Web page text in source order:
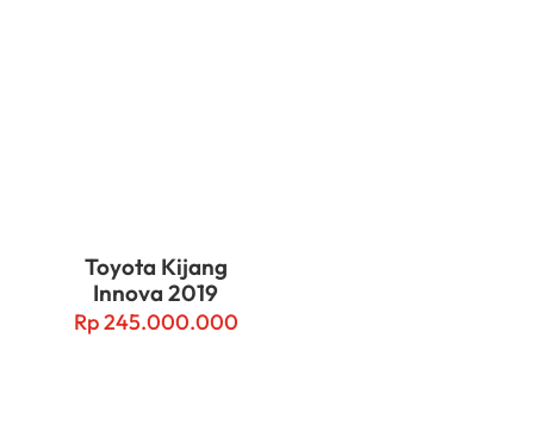
Toyota Kijang
Innova 2019
Rp245.000.000